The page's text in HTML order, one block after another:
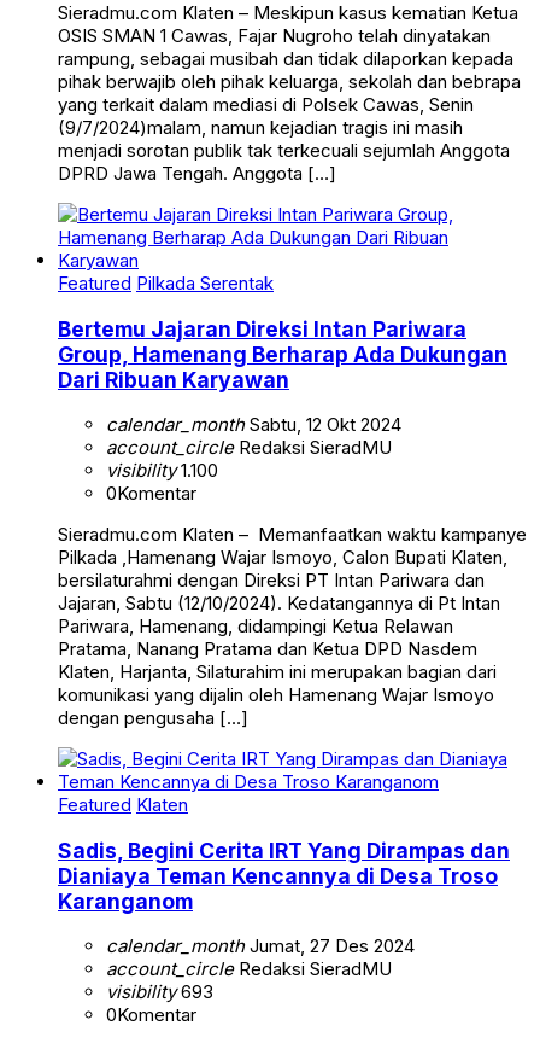
Sieradmu.com Klaten – Meskipun kasus kematian Ketua
OSIS SMAN 1 Cawas, Fajar Nugroho telah dinyatakan
rampung, sebagai musibah dan tidak dilaporkan kepada
pihak berwajib oleh pihak keluarga, sekolah dan bebrapa
yang terkait dalam mediasi di Polsek Cawas, Senin
(9/7/2024)malam, namun kejadian tragis ini masih
menjadi sorotan publik tak terkecuali sejumlah Anggota
DPRD Jawa Tengah. Anggota […]
Featured Pilkada Serentak
Bertemu Jajaran Direksi Intan Pariwara
Group, Hamenang Berharap Ada Dukungan
Dari Ribuan Karyawan
calendar_monthSabtu, 12 Okt 2024
account_circleRedaksi SieradMU
visibility1.100
0Komentar
Sieradmu.com Klaten – Memanfaatkan waktu kampanye
Pilkada ,Hamenang Wajar Ismoyo, Calon Bupati Klaten,
bersilaturahmi dengan Direksi PT Intan Pariwara dan
Jajaran, Sabtu (12/10/2024). Kedatangannya di Pt Intan
Pariwara, Hamenang, didampingi Ketua Relawan
Pratama, Nanang Pratama dan Ketua DPD Nasdem
Klaten, Harjanta, Silaturahim ini merupakan bagian dari
komunikasi yang dijalin oleh Hamenang Wajar Ismoyo
dengan pengusaha […]
Featured Klaten
Sadis, Begini Cerita IRT Yang Dirampas dan
Dianiaya Teman Kencannya di Desa Troso
Karanganom
calendar_monthJumat, 27 Des 2024
account_circleRedaksi SieradMU
visibility693
0Komentar